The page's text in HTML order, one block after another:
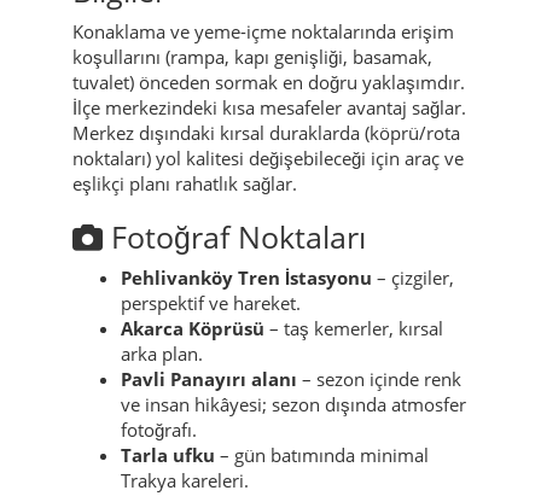
Konaklama ve yeme-içme noktalarında erişim
koşullarını (rampa, kapı genişliği, basamak,
tuvalet) önceden sormak en doğru yaklaşımdır.
İlçe merkezindeki kısa mesafeler avantaj sağlar.
Merkez dışındaki kırsal duraklarda (köprü/rota
noktaları) yol kalitesi değişebileceği için araç ve
eşlikçi planı rahatlık sağlar.
Fotoğraf Noktaları
Pehlivanköy Tren İstasyonu – çizgiler,
perspektif ve hareket.
Akarca Köprüsü – taş kemerler, kırsal
arka plan.
Pavli Panayırı alanı – sezon içinde renk
ve insan hikâyesi; sezon dışında atmosfer
fotoğrafı.
Tarla ufku – gün batımında minimal
Trakya kareleri.